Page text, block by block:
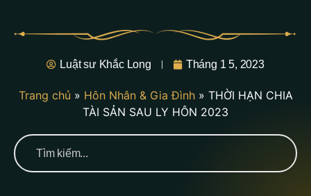
Luật sư Khắc Long Tháng 1 5, 2023
Trang chủ » Hôn Nhân & Gia Đình» THỜI HẠN CHIA
TÀI SẢN SAU LY HÔN 2023